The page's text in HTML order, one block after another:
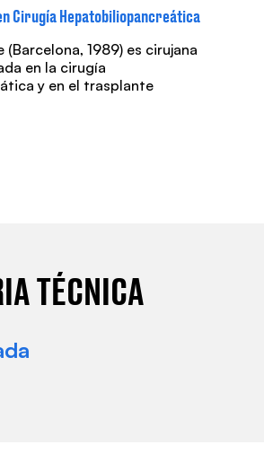
Cirugía Hepatobiliopancreática
(Barcelona, 1989) es cirujana
en la cirugía
y en el trasplante
TÉCNICA